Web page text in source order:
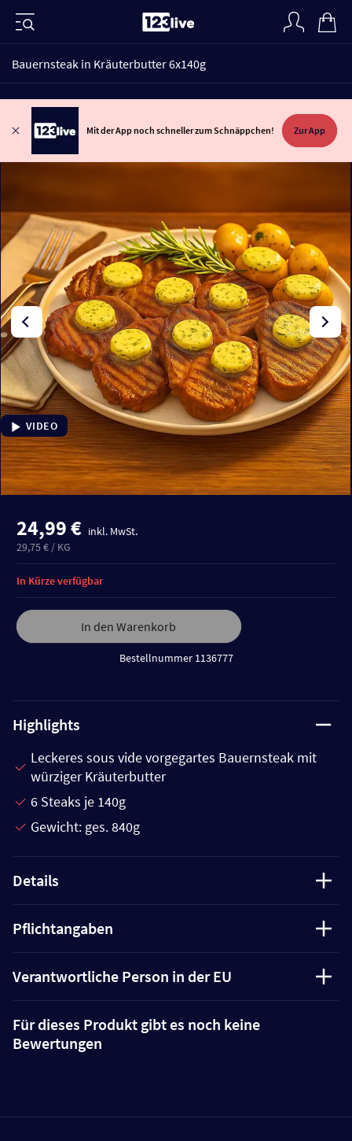
Bauernsteak in Kräuterbutter 6x140g
Mit der App noch schneller zum Schnäppchen! Zur App
VIDEO
24,99 € inkl. MwSt.
29,75 € / KG
In den Warenkorb
Bestellnummer 1136777
In Kürze verfügbar
Highlights
Leckeres sous vide vorgegartes Bauernsteak mit
würziger Kräuterbutter
6 Steaks je 140g
Gewicht: ges. 840g
Details
Pflichtangaben
Verantwortliche Person in der EU
Für dieses Produkt gibt es noch keine
Bewertungen